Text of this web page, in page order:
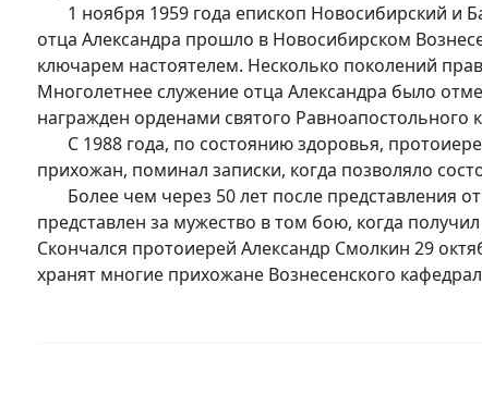
1 ноября 1959 года епископ Новосибирский и
отца Александра прошло в Новосибирском
ключарем настоятелем. Несколько поколений
Многолетнее служение отца Александра было
награжден орденами святого
С 1988 года, по состоянию здоровья,
прихожан, поминал записки, когда позволяло
Более чем через 50 лет после представления
представлен за мужество в том бою, когда
Скончался протоиерей Александр Смолкин 29
хранят многие прихожане Вознесенского